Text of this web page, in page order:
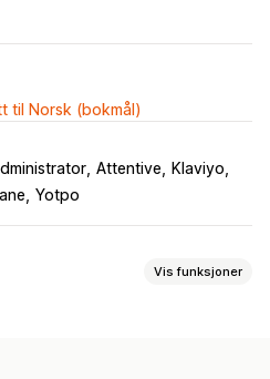
til Norsk (bokmål)
Attentive
Klaviyo
Yotpo
Vis funksjoner